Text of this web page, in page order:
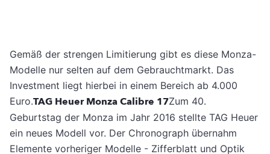
Gemäß der strengen Limitierung gibt es diese Monza-
Modelle nur selten auf dem Gebrauchtmarkt. Das
Investment liegt hierbei in einem Bereich ab 4.000
Euro.TAG Heuer Monza Calibre 17Zum 40.
Geburtstag der Monza im Jahr 2016 stellte TAG Heuer
ein neues Modell vor. Der Chronograph übernahm
Elemente vorheriger Modelle - Zifferblatt und Optik